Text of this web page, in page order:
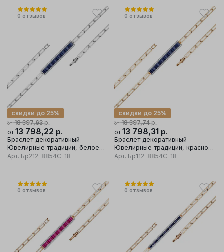
0 отзывов
от 18 397,63р.
скидки до 25%
от 13 798,22 р.
Браслет декоративный
Ювелирные традиции, белое
золото 585 проба, вставка
Арт. Бр212-8854С-18
0 отзывов
от 18 397,74р.
скидки до 25%
от 13 798,31 р.
Браслет декоративный
Ювелирные традиции, красное
золото 585 проба, вставка
Арт. Бр112-8854С-18
0 отзывов 0 отзывов